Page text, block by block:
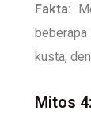
Fakta:
beberapa
kusta,
Mitos